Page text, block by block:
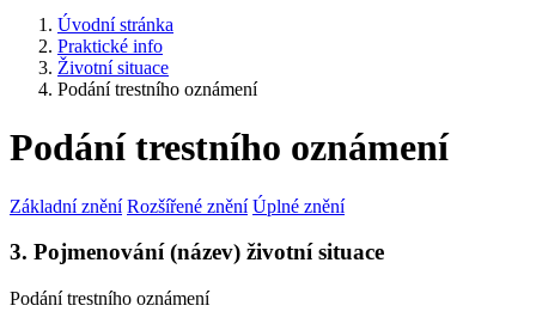
Úvodní stránka
Praktické info
Životní situace
Podání trestního oznámení
Podání trestního oznámení
Základní znění Rozšířené znění Úplné znění
3. Pojmenování (název) životní situace
Podání trestního oznámení